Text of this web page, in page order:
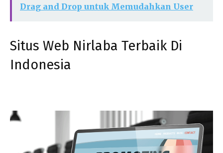
Drag and Drop untuk Memudahkan User
Situs Web Nirlaba Terbaik Di
Indonesia